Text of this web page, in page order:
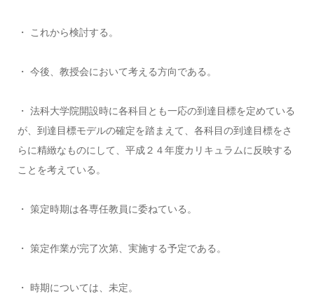
・ これから検討する。
・ 今後、教授会において考える方向である。
・ 法科大学院開設時に各科目とも一応の到達目標を定めている
が、到達目標モデルの確定を踏まえて、各科目の到達目標をさ
らに精緻なものにして、平成２４年度カリキュラムに反映する
ことを考えている。
・ 策定時期は各専任教員に委ねている。
・ 策定作業が完了次第、実施する予定である。
・ 時期については、未定。